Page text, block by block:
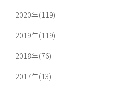
2020年(119)
2019年(119)
2018年(76)
2017年(13)